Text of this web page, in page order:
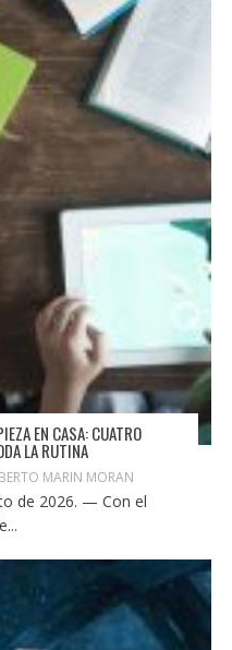
EN CASA: CUATRO
LA RUTINA
MARIN MORAN
de 2026. — Con el